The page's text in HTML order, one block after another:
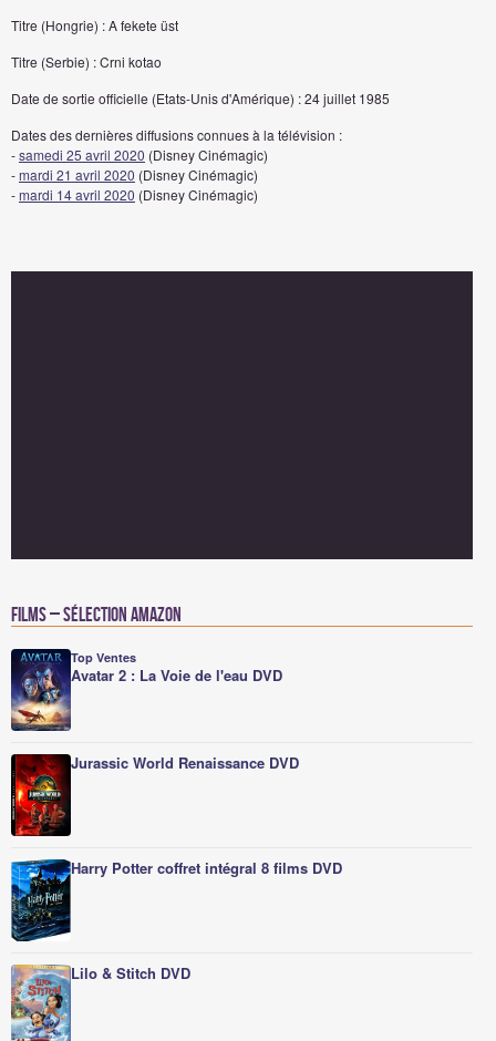
Titre (Hongrie) : A fekete üst
Titre (Serbie) : Crni kotao
Date de sortie officielle (Etats-Unis d'Amérique) : 24 juillet 1985
Dates des dernières diffusions connues à la télévision :
-samedi 25 avril 2020 (Disney Cinémagic)
-mardi 21 avril 2020 (Disney Cinémagic)
-mardi 14 avril 2020 (Disney Cinémagic)
Films – Sélection Amazon
Top Ventes
Avatar 2 : La Voie de l'eau DVD
Jurassic World Renaissance DVD
Harry Potter coffret intégral 8 films DVD
Lilo & Stitch DVD